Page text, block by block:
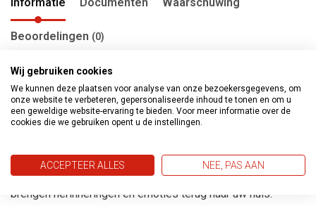
Beoordelingen (0)
Metropolitan stories Travel Styles gaat verder met het
ontdekken van de wereld door middel van vijf
en prachtige ervaringen van verre landen, steden en
culturen. De nieuwe expressieve kleuren en patronen
brengen herinneringen en emoties terug naar uw huis.
Wij gebruiken cookies
We kunnen deze plaatsen voor analyse van onze bezoekersgegevens, om
onze website te verbeteren, gepersonaliseerde inhoud te tonen en om u
een geweldige website-ervaring te bieden. Voor meer informatie over de
cookies die we gebruiken opent u de instellingen.
ACCEPTEER ALLES NEE, PAS AAN